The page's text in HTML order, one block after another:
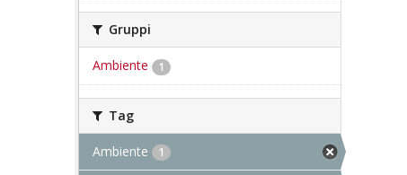
Gruppi
Ambiente 1
Tag
Ambiente 1